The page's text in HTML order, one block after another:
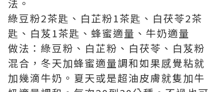
法。
綠豆粉2茶匙、白芷粉1茶匙、白茯苓2茶
匙、白芨1茶匙、蜂蜜適量、牛奶適量
做法：綠豆粉、白芷粉、白茯苓、白芨粉
混合，冬天加蜂蜜適量調和如果感覺粘就
加幾滴牛奶。夏天或是超油皮膚就隻加牛